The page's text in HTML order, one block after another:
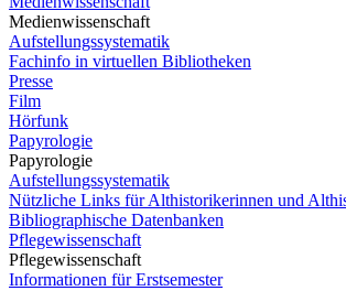
Medienwissenschaft
Aufstellungssystematik
Fachinfo in virtuellen Bibliotheken
Presse
Film
Hörfunk
Papyrologie
Papyrologie
Aufstellungssystematik
Nützliche Links für Althistorikerinnen und
Bibliographische Datenbanken
Pflegewissenschaft
Pflegewissenschaft
Informationen für Erstsemester